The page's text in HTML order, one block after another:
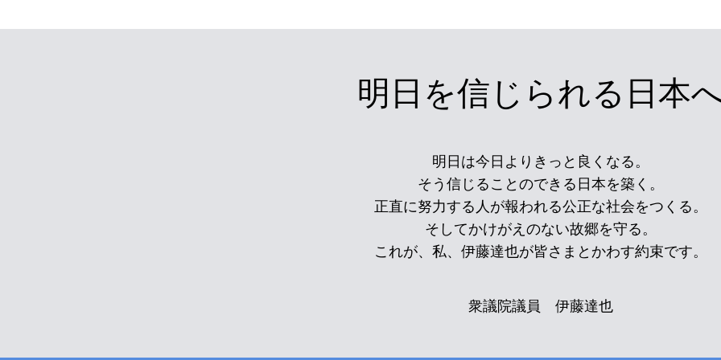
明日を信じられる日本
明日は今日よりきっと良くなる。
そう信じることのできる日本を築く。
正直に努力する人が報われる公正な社会をつくる。
そしてかけがえのない故郷を守る。
これが、私、伊藤達也が皆さまとかわす約束です。
衆議院議員 伊藤達也